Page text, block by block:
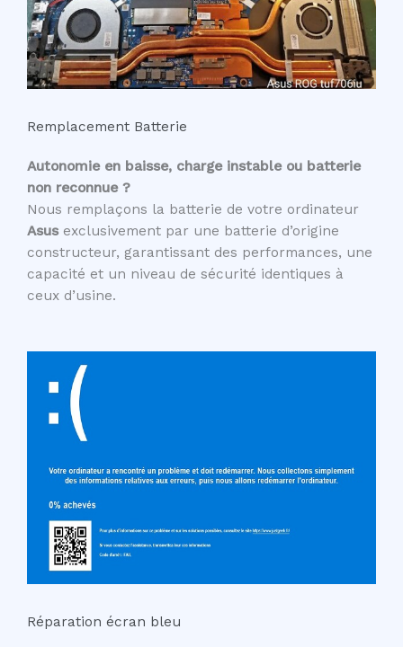
Remplacement Batterie
Autonomie en baisse, charge instable ou batterie
non reconnue ?
Nous remplaçons la batterie de votre ordinateur
Asusexclusivement par une batterie d’origine
constructeur, garantissant des performances, une
capacité et un niveau de sécurité identiques à
ceux d’usine.
Réparation écran bleu